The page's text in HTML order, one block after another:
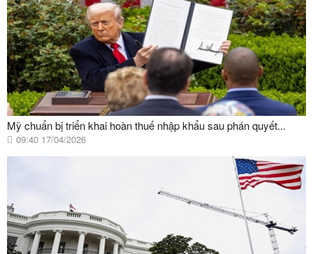
Mỹ chuẩn bị triển khai hoàn thuế nhập khẩu sau phán quyết...
09:40 17/04/2026